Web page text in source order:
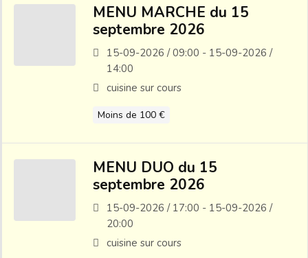
MENU MARCHE du 15
septembre 2026
15-09-2026 / 09:00 - 15-09-2026 /
14:00
cuisine sur cours
Moins de 100 €
MENU DUO du 15
septembre 2026
15-09-2026 / 17:00 - 15-09-2026 /
20:00
cuisine sur cours